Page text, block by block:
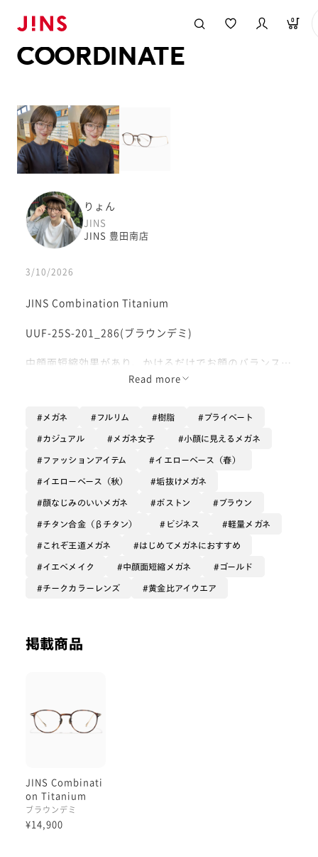
0
COORDINATE
りょん
JINS
JINS 豊田南店
3/10/2026
JINS Combination Titanium
UUF-25S-201_286(ブラウンデミ)
中顔面短縮効果があり、かけるだけでお顔のバランスを
整えてくれる神フレームです🫶
も軽くてかけ心地がよく、長時間かけていても疲れにく
いのが嬉しいポイント🥲
しなやかで壊れにくいので長くご愛用いただける一本で
す！✨
れ、上品な印象に魅せてくれます！
す💗
Read more
メガネ フルリム 樹脂 プライベート
カジュアル メガネ女子 小顔に見えるメガネ
ファッションアイテム イエローベース（春）
イエローベース（秋） 垢抜けメガネ
顔なじみのいいメガネ ボストン ブラウン
チタン合金（βチタン） ビジネス 軽量メガネ
これぞ王道メガネ はじめてメガネにおすすめ
イエベメイク 中顔面短縮メガネ ゴールド
チークカラーレンズ 黄金比アイウエア
掲載商品
JINS Combinati
on Titanium
［中顔面短縮メガ
ネ］
ブラウンデミ
¥14,900